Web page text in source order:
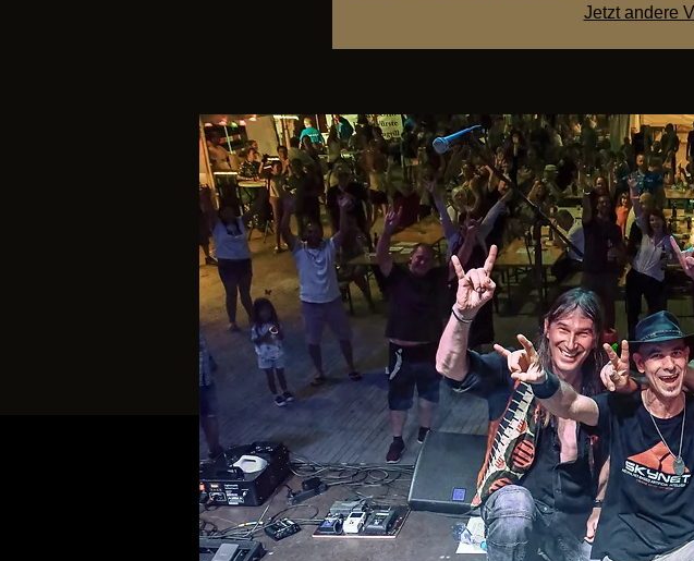
Jetzt andere